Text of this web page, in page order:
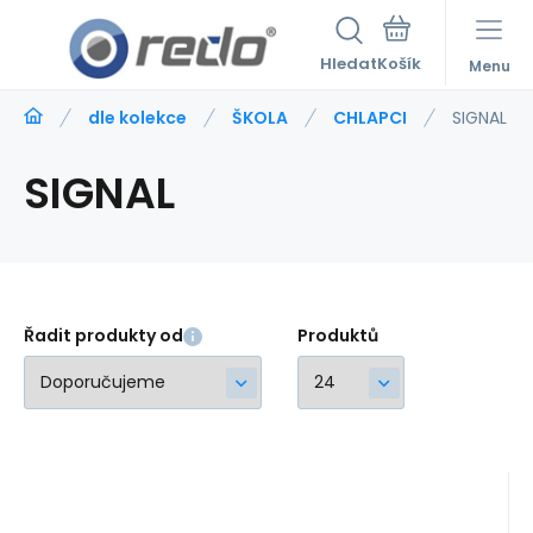
Hledat Menu
dle kolekce ŠKOLA CHLAPCI SIGNAL
SIGNAL
Řadit produkty od Produktů